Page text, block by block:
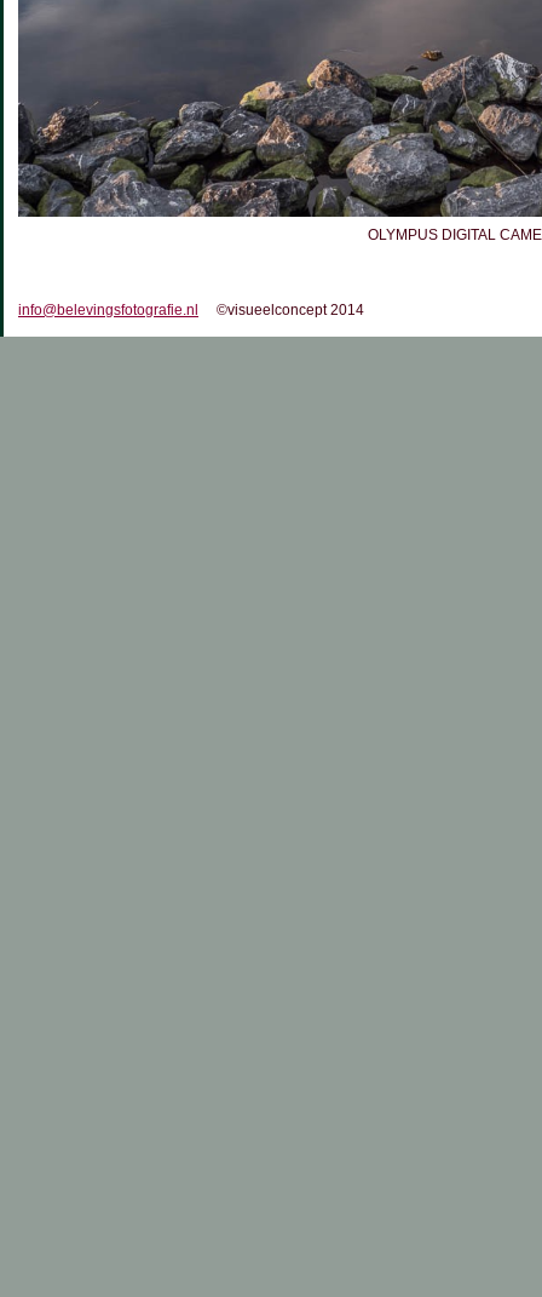
OLYMPUS DIGITAL
info@belevingsfotografie.nl ©visueelconcept 2014